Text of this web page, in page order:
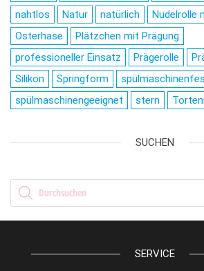
nahtlos
Natur natürlich
Nudelrolle
Osterhase
Plätzchen mit Prägung
professioneller Einsatz
Prägerolle
Silikon
Springform
spülmaschinengeeignet
stern
SUCHEN
Products search
SERVICE